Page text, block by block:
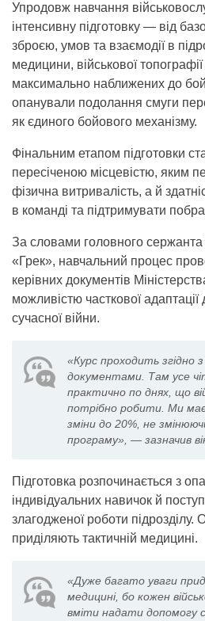
Упродовж навчання
інтенсивну підготовку — від
зброєю, умов та взаємодії в
медицини, військової
максимально наближених до
опанували подолання смуги
як єдиного бойового механізму.
Фінальним етапом підготовки
пересіченою місцевістю, яким
фізична витривалість, а й
в команді та підтримувати
За словами головного
«Грек», навчальний процес
керівних документів
можливістю часткової
сучасної війни.
«Курс проходить згідно
документами. Там усе
практично по днях, що
потрібно робити. Ми
зміни до 20%, не
програму», — зазначив
Підготовка розпочинається з
індивідуальних навичок й
злагодженої роботи підрозділу.
приділяють тактичній медицині.
«Дуже багато уваги
медицині, бо кожен
вміти надати допомогу